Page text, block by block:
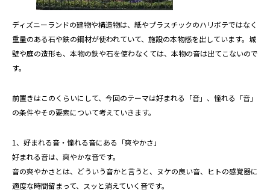
ディズニーランドの建物や構造物は、紙やプラスチックのハリボテではなく
重量のある石や鉄の鋼材が使われていて、施設の本物感を出しています。城
壁や庭の造形も、本物の鉄や石を使わなくては、本物の音は出てこないので
す。
前置きはこのくらいにして、今回のテーマは好まれる「音」、憧れる「音」
の条件やその要素について考えていきます。
1、好まれる音・憧れる音にある「爽やかさ」
好まれる音は、爽やかな音です。
音の爽やかさとは、どういう音かと言うと、ヌケの良い音、ヒトの感覚器に
適度な時間留まって、スッと消えていく音です。